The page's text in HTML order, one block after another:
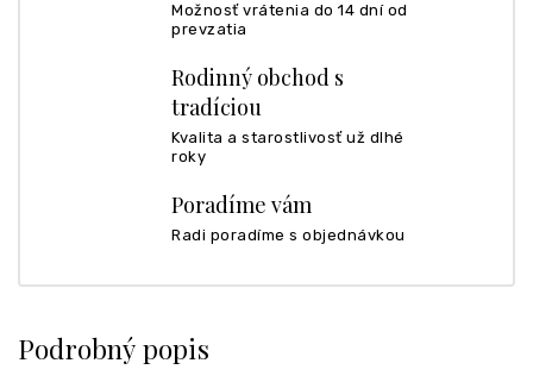
Možnosť vrátenia do 14 dní od
prevzatia
Rodinný obchod s
tradíciou
Kvalita a starostlivosť už dlhé
roky
Poradíme vám
Radi poradíme s objednávkou
Podrobný popis